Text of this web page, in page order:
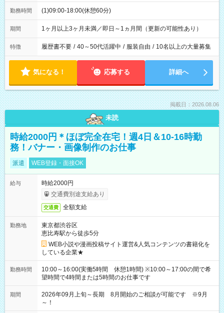
勤務時間 (1)09:00-18:00(休憩60分)
期間 1ヶ月以上3ヶ月未満／即日～1ヵ月間（更新の可能性あり）
特徴 履歴書不要 / 40～50代活躍中 / 服装自由 / 10名以上の大量募集
気になる！ 応募する 詳細へ
掲載日：2026.08.06
未読
時給2000円＊ほぼ完全在宅！週4日＆10-16時勤
務！バナー・画像制作のお仕事
派遣 WEB登録・面接OK
給与
時給2000円
交通費別途支給あり
交通費 全額支給
勤務地
東京都渋谷区
恵比寿駅から徒歩5分
WEB小説や漫画投稿サイト運営&人気コンテンツの書籍化を
している企業★
勤務時間
10:00～16:00(実働5時間 休憩1時間) ※10:00～17:00の間で希
望時間で4時間または5時間のお仕事です
期間
2026年09月上旬～長期 8月開始のご相談が可能です ※9月
～！